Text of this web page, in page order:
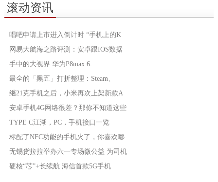
滚动资讯
唱吧申请上市进入倒计时 “手机上的K
网易大航海之路评测：安卓跟IOS数据
手中的大视界 华为P8max 6.
最全的「黑五」打折整理：Steam、
继21克手机之后，小米再次上架新款A
安卓手机4G网络很差？那你不知道这些
TYPE C江湖，PC，手机接口一览
标配了NFC功能的手机火了，你喜欢哪
无锡货拉拉举办六一专场微公益 为司机
硬核“芯”+长续航 海信首款5G手机